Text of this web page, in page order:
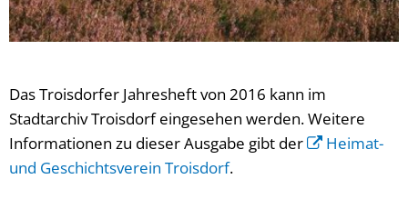
Das Troisdorfer Jahresheft von 2016 kann im
Stadtarchiv Troisdorf eingesehen werden. Weitere
Informationen zu dieser Ausgabe gibt der
Heimat-
und Geschichtsverein Troisdorf.